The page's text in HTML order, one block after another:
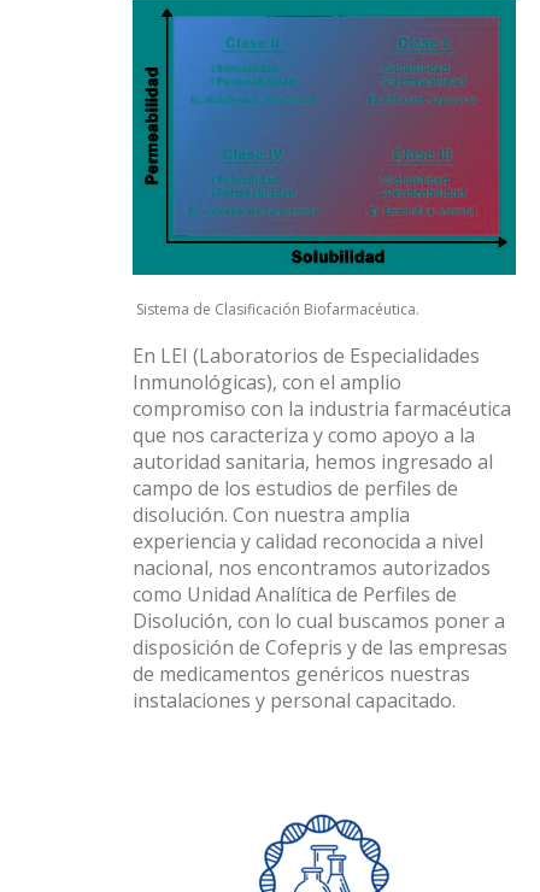
Sistema de Clasificación Biofarmacéutica.
En LEI (Laboratorios de Especialidades
Inmunológicas), con el amplio
compromiso con la industria farmacéutica
que nos caracteriza y como apoyo a la
autoridad sanitaria, hemos ingresado al
campo de los estudios de perfiles de
disolución. Con nuestra amplia
experiencia y calidad reconocida a nivel
nacional, nos encontramos autorizados
como Unidad Analítica de Perfiles de
Disolución, con lo cual buscamos poner a
disposición de Cofepris y de las empresas
de medicamentos genéricos nuestras
instalaciones y personal capacitado.